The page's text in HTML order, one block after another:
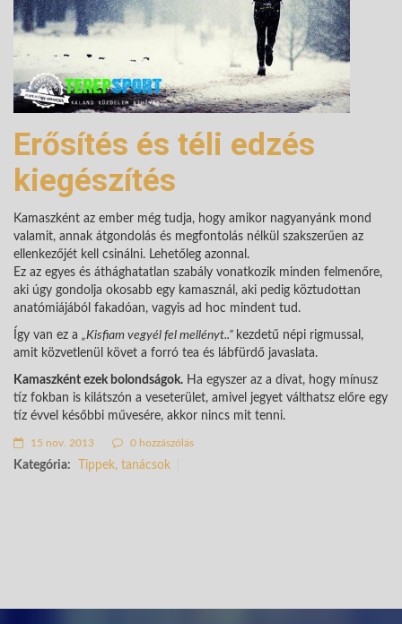
Erősítés és téli edzés
kiegészítés
Kamaszként az ember még tudja, hogy amikor nagyanyánk mond
valamit, annak átgondolás és megfontolás nélkül szakszerűen az
ellenkezőjét kell csinálni. Lehetőleg azonnal.
Ez az egyes és áthághatatlan szabály vonatkozik minden felmenőre,
aki úgy gondolja okosabb egy kamasznál, aki pedig köztudottan
anatómiájából fakadóan, vagyis ad hoc mindent tud.
Így van ez a „Kisfiam vegyél fel mellényt..” kezdetű népi rigmussal,
amit közvetlenül követ a forró tea és lábfürdő javaslata.
Kamaszként ezek bolondságok. Ha egyszer az a divat, hogy mínusz
tíz fokban is kilátszón a veseterület, amivel jegyet válthatsz előre egy
tíz évvel későbbi művesére, akkor nincs mit tenni.
15 nov. 2013 0 hozzászólás
Kategória: Tippek, tanácsok